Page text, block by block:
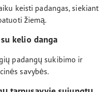
keisti padangas, siekiant
žiemą.
kelio danga
padangų sukibimo ir
savybės.